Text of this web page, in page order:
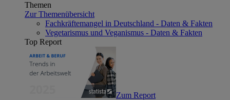
Themen
Zur Themenübersicht
Fachkräftemangel in Deutschland - Daten & Fakten
Vegetarismus und Veganismus - Daten & Fakten
Top Report
Zum Report